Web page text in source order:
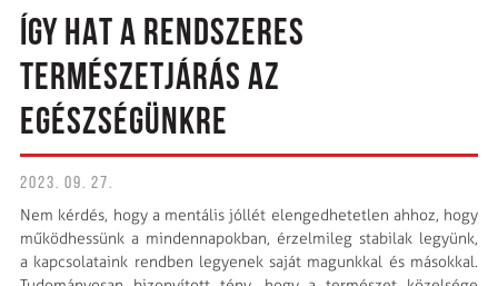
ÍGY HAT A RENDSZERES
TERMÉSZETJÁRÁS AZ
EGÉSZSÉGÜNKRE
2023. 09. 27.
Nem kérdés, hogy a mentális jóllét elengedhetetlen ahhoz, hogy
működhessünk a minden­napokban, érzelmileg stabilak legyünk,
a kapcsolataink rendben legyenek saját magunkkal és másokkal.